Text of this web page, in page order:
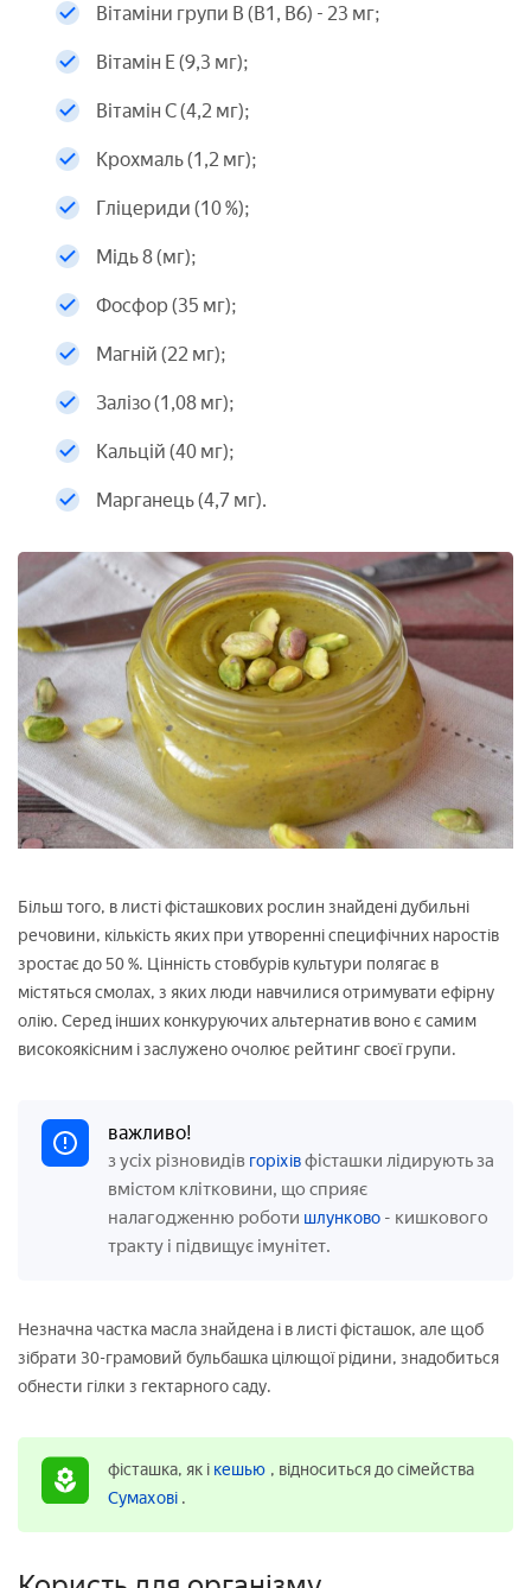
Вітаміни групи В (В1, В6) - 23 мг;
Вітамін Е (9,3 мг);
Вітамін C (4,2 мг);
Крохмаль (1,2 мг);
Гліцериди (10 %);
Мідь 8 (мг);
Фосфор (35 мг);
Магній (22 мг);
Залізо (1,08 мг);
Кальцій (40 мг);
Марганець (4,7 мг).
Більш того, в листі фісташкових рослин знайдені дубильні
речовини, кількість яких при утворенні специфічних наростів
зростає до 50 %. Цінність стовбурів культури полягає в
містяться смолах, з яких люди навчилися отримувати ефірну
олію. Серед інших конкуруючих альтернатив воно є самим
високоякісним і заслужено очолює рейтинг своєї групи.
важливо!
з усіх різновидів горіхівфісташки лідирують за
вмістом клітковини, що сприяє
налагодженню роботи шлунково - кишкового
тракту і підвищує імунітет.
Незначна частка масла знайдена і в листі фісташок, але щоб
зібрати 30-грамовий бульбашка цілющої рідини, знадобиться
обнести гілки з гектарного саду.
фісташка, як і кешью , відноситься до сімейства
Сумахові .